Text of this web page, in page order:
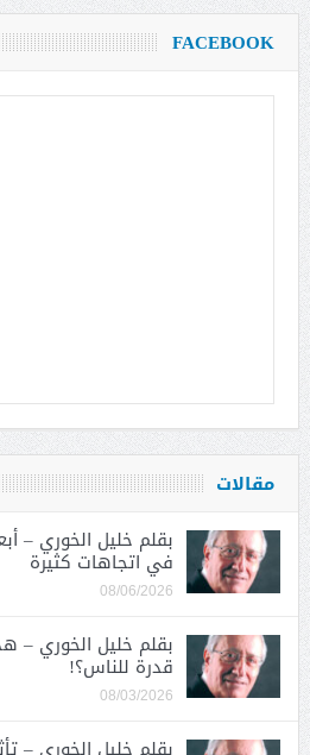
FACEBOOK
مقالات
بقلم خليل الخوري –
في اتجاهات كثيرة
08/06/2026
بقلم خليل الخوري –
قدرة للناس؟!
08/03/2026